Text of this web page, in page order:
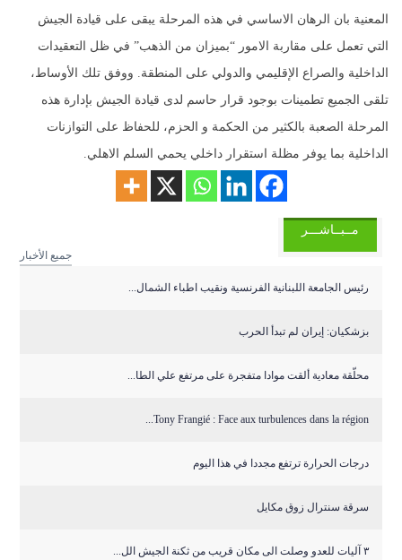
المعنية بان الرهان الاساسي في هذه المرحلة يبقى على قيادة الجيش
التي تعمل على مقاربة الامور “بميزان من الذهب” في ظل التعقيدات
الداخلية والصراع الإقليمي والدولي على المنطقة. ووفق تلك الأوساط،
تلقى الجميع تطمينات بوجود قرار حاسم لدى قيادة الجيش بإدارة هذه
المرحلة الصعبة بالكثير من الحكمة و الحزم، للحفاظ على التوازنات
الداخلية بما يوفر مظلة استقرار داخلي يحمي السلم الاهلي.
مــبــاشـــر
جميع الأخبار
رئيس الجامعة اللبنانية الفرنسية ونقيب اطباء الشمال...
بزشكيان: إيران لم تبدأ الحرب
محلّقة معادية ألقت موادا متفجرة على مرتفع علي الطا...
Tony Frangié : Face aux turbulences dans la région...
درجات الحرارة ترتفع مجددا في هذا اليوم
سرقة سنترال زوق مكايل
٣ آليات للعدو وصلت الى مكان قريب من ثكنة الجيش الل...